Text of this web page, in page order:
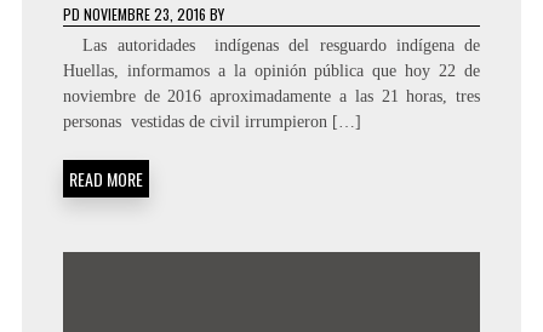
PD NOVIEMBRE 23, 2016 BY
Las autoridades indígenas del resguardo indígena de
Huellas, informamos a la opinión pública que hoy 22 de
noviembre de 2016 aproximadamente a las 21 horas, tres
personas vestidas de civil irrumpieron […]
READ MORE